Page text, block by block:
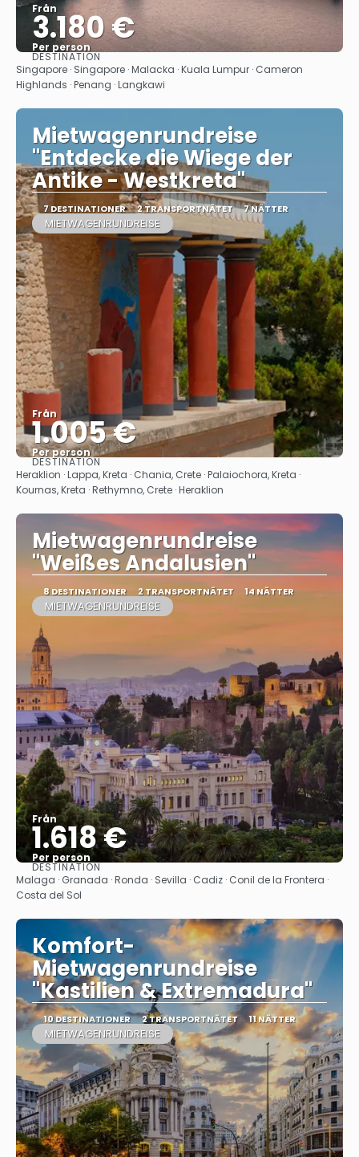
Från
3.180 €
Per person
Se
DESTINATION
Singapore · Singapore · Malacka · Kuala Lumpur · Cameron
Highlands · Penang · Langkawi
Mietwagenrundreise
"Entdecke die Wiege der
Antike - Westkreta"
7 DESTINATIONER 2 TRANSPORTNÄTET 7 NÄTTER
MIETWAGENRUNDREISE
Från
1.005 €
Per person
Se
DESTINATION
Heraklion · Lappa, Kreta · Chania, Crete · Palaiochora, Kreta ·
Kournas, Kreta · Rethymno, Crete · Heraklion
Mietwagenrundreise
"Weißes Andalusien"
8 DESTINATIONER 2 TRANSPORTNÄTET 14 NÄTTER
MIETWAGENRUNDREISE
Från
1.618 €
Per person
Se
DESTINATION
Malaga · Granada · Ronda · Sevilla · Cadiz · Conil de la Frontera ·
Costa del Sol
Komfort-
Mietwagenrundreise
"Kastilien & Extremadura"
10 DESTINATIONER 2 TRANSPORTNÄTET 11 NÄTTER
MIETWAGENRUNDREISE